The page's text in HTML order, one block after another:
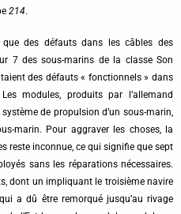
214.
des défauts dans les câbles des
7 des sous-marins de la classe Son
des défauts « fonctionnels » dans
modules, produits par l’allemand
de propulsion d’un sous-marin,
marin. Pour aggraver les choses, la
reste inconnue, ce qui signifie que sept
sans les réparations nécessaires.
dont un impliquant le troisième navire
a dû être remorqué jusqu’au rivage